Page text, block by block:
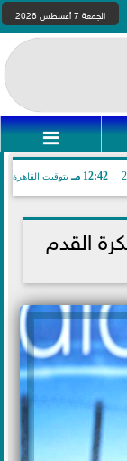
الجمعة 7 أغسطس 2026

12:42 مـ بتوقيت القاهرة
القدم